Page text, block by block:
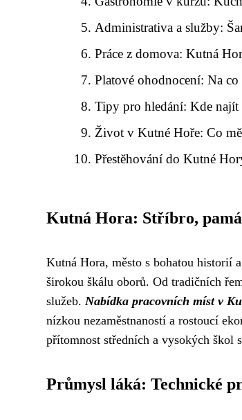
Administrativa a služby:
Práce z domova: Kutná
Platové ohodnocení: Na co
Tipy pro hledání: Kde najít
Život v Kutné Hoře: Co
Přestěhování do Kutné
Kutná Hora: Stříbro,
Kutná Hora, město s bohatou historií
širokou škálu oborů. Od tradičních
služeb. Nabídka pracovních míst v
nízkou nezaměstnaností a rostoucí
přítomnost středních a vysokých
Průmysl láká: Technické